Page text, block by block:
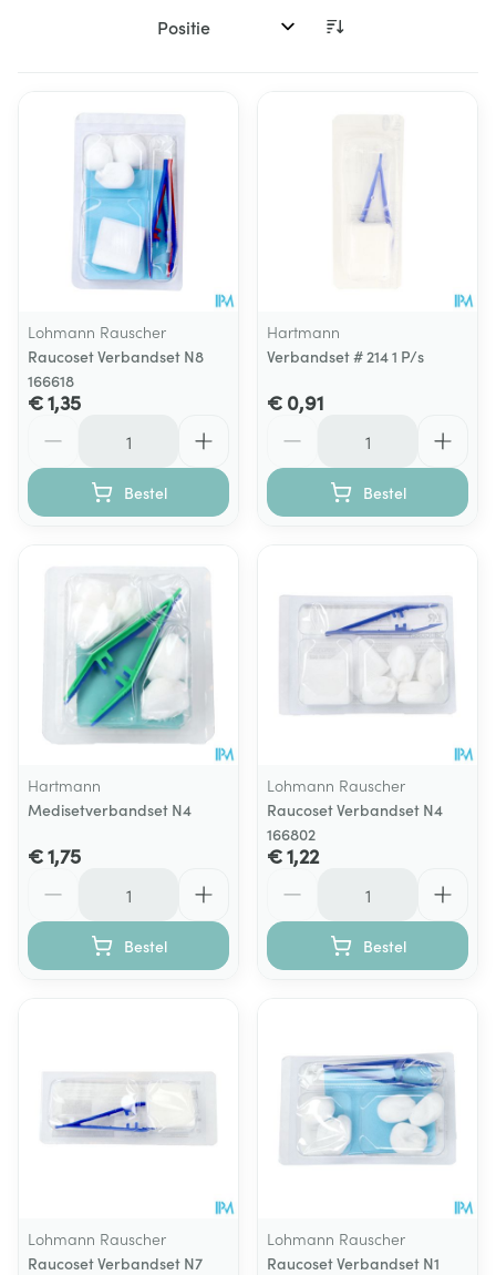
Sorteer op:
Lohmann Rauscher
Raucoset Verbandset N8
166618
€ 1,35
Bestel
Hartmann
Verbandset # 214 1 P/s
€ 0,91
Bestel
Hartmann
Medisetverbandset N4
€ 1,75
Bestel
Lohmann Rauscher
Raucoset Verbandset N4
166802
€ 1,22
Bestel
Lohmann Rauscher
Raucoset Verbandset N7
Lohmann Rauscher
Raucoset Verbandset N1